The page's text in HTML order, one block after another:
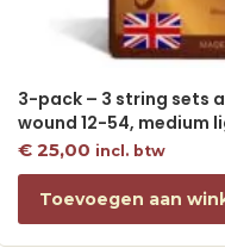
3-pack – 3 string sets
wound 12-54, medium
€25,00 incl. btw
Toevoegen aan